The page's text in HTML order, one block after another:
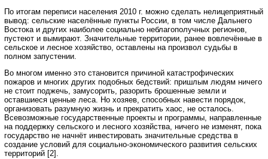
По итогам переписи населения 2010 г. можно сделать нелицеприятный
вывод: сельские населённые пункты России, в том числе Дальнего
Востока и других наиболее социально неблагополучных регионов,
пустеют и вымирают. Значительные территории, ранее вовлечённые в
сельское и лесное хозяйство, оставлены на произвол судьбы в
полном запустении.
Во многом именно это становится причиной катастрофических
пожаров и многих других подобных бедствий: пришлым людям ничего
не стоит поджечь, замусорить, разорить брошенные земли и
оставшиеся ценные леса. Но хозяев, способных навести порядок,
организовать разумную жизнь и прекратить хаос, не осталось.
Всевозможные государственные проекты и программы, направленные
на поддержку сельского и лесного хозяйства, ничего не изменят, пока
государство не начнёт инвестировать значительные средства в
создание условий для социально-экономического развития сельских
территорий [2].